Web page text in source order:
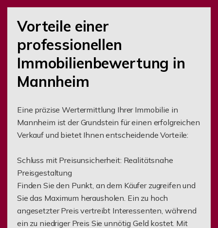
Vorteile einer
professionellen
Immobilienbewertung in
Mannheim
Eine präzise Wertermittlung Ihrer Immobilie in
Mannheim ist der Grundstein für einen erfolgreichen
Verkauf und bietet Ihnen entscheidende Vorteile:
Schluss mit Preisunsicherheit: Realitätsnahe
Preisgestaltung
Finden Sie den Punkt, an dem Käufer zugreifen und
Sie das Maximum herausholen. Ein zu hoch
angesetzter Preis vertreibt Interessenten, während
ein zu niedriger Preis Sie unnötig Geld kostet. Mit